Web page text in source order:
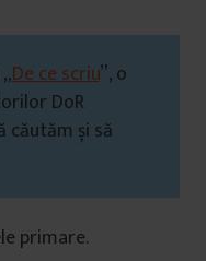
De ce scriu”, o
DoR
căutăm și să
primare.